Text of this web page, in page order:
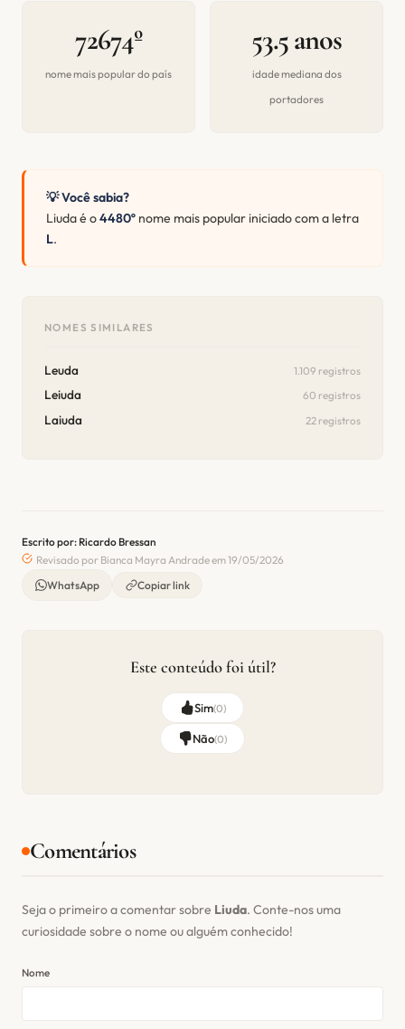
72674º
nome mais popular do país
53.5 anos
idade mediana dos
portadores
💡 Você sabia?
Liuda é o4480º nome mais popular iniciado com a letra
L.
NOMES SIMILARES
Leuda 1.109 registros
Leiuda 60 registros
Laiuda 22 registros
Escrito por: Ricardo Bressan
Revisado por Bianca Mayra Andrade em 19/05/2026
WhatsApp
Copiar link
Este conteúdo foi útil?
Sim(0)
Não(0)
Comentários
Seja o primeiro a comentar sobre Liuda. Conte-nos uma
curiosidade sobre o nome ou alguém conhecido!
Nome